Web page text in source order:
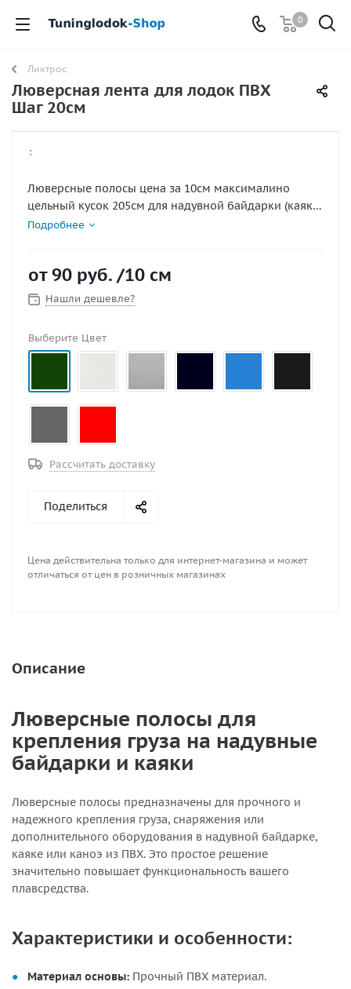
0
Ликтрос
Люверсная лента для лодок ПВХ
Шаг 20см
:
Люверсные полосы цена за 10см максималино
цельный кусок 205см для надувной байдарки (каяка,
каноэ из ПВХ) предназначены для прочного
Подробнее
от90 руб. /10 см
Нашли дешевле?
Выберите Цвет
Рассчитать доставку
Поделиться
Цена действительна только для интернет-магазина и может
отличаться от цен в розничных магазинах
Описание
Люверсные полосы для
крепления груза на надувные
байдарки и каяки
Люверсные полосы предназначены для прочного и
надежного крепления груза, снаряжения или
дополнительного оборудования в надувной байдарке,
каяке или каноэ из ПВХ. Это простое решение
значительно повышает функциональность вашего
плавсредства.
Характеристики и особенности:
Материал основы: Прочный ПВХ материал.